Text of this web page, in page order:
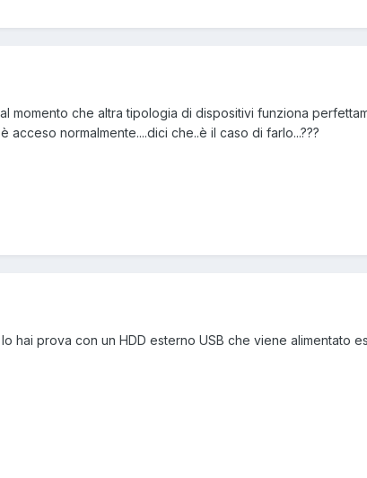
momento che altra tipologia di dispositivi funziona
normalmente....dici che..è il caso di farlo...???
hai prova con un HDD esterno USB che viene alimentato